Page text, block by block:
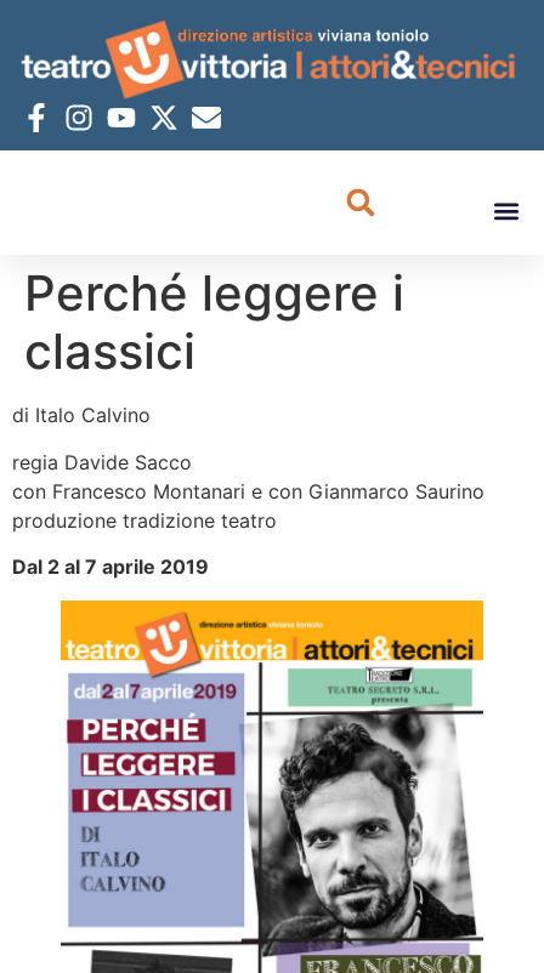
Perché leggere i
classici
di Italo Calvino
regia Davide Sacco
con Francesco Montanari e con Gianmarco Saurino
produzione tradizione teatro
Dal 2 al 7 aprile 2019